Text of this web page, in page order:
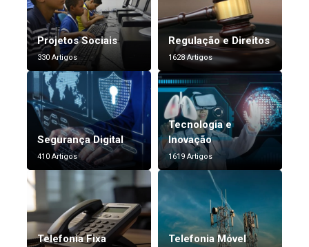
Projetos Sociais
330 Artigos
Regulação e Direitos
1628 Artigos
Segurança Digital
410 Artigos
Tecnologia e
Inovação
1619 Artigos
Telefonia Fixa Telefonia Móvel